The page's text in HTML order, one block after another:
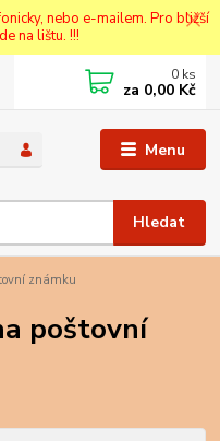
nebo e-mailem. Pro bližší
na lištu. !!!
Menu
Hledat
0 ks
za 0,00 Kč
známku
poštovní